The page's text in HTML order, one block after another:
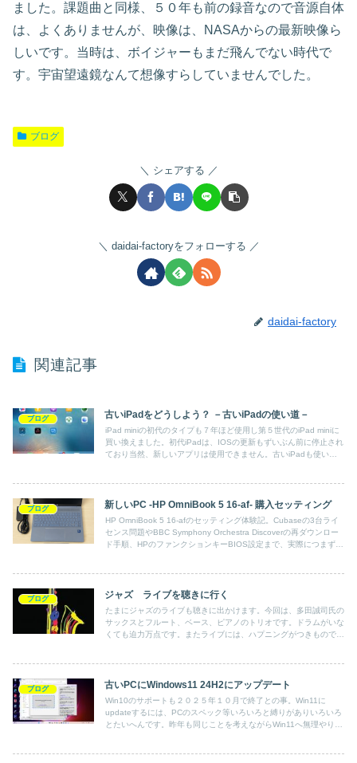
ました。課題曲と同様、５０年も前の録音なので音源自体
は、よくありませんが、映像は、NASAからの最新映像ら
しいです。当時は、ボイジャーもまだ飛んでない時代で
す。宇宙望遠鏡なんて想像すらしていませんでした。
ブログ
シェアする
daidai-factoryをフォローする
daidai-factory
関連記事
ブログ 古いiPadをどうしよう？ －古いiPadの使い道－
iPad miniの初代のタイプも７年ほど使用し第５世代のiPad miniに
買い換えました。初代iPadは、IOSの更新もずいぶん前に停止され
ており当然、新しいアプリは使用できません。古いiPadも使い方
ブログ 新しいPC -HP OmniBook 5 16-af- 購入セッティング
HP OmniBook 5 16-afのセッティング体験記。Cubaseの3台ライ
センス問題やBBC Symphony Orchestra Discoverの再ダウンロー
ド手順、HPのファンクションキーBIOS設定まで、実際につまずい
ブログ ジャズ ライブを聴きに行く
たまにジャズのライブも聴きに出かけます。今回は、多田誠司氏の
サックスとフルート、ベース、ピアノのトリオです。ドラムがいな
くても迫力万点です。またライブには、ハプニングがつきもので
ブログ 古いPCにWindows11 24H2にアップデート
Win10のサポートも２０２５年１０月で終了との事。Win11に
updateするには、PCのスペック等いろいろと縛りがありいろいろ
とたいへんです。昨年も同じことを考えながらWin11へ無理やりア